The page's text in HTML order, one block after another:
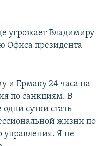
угрожает Владимиру
Офиса президента
и Ермаку 24 часа на
по санкциям. В
сутки стать
жизни по
управления. Я не